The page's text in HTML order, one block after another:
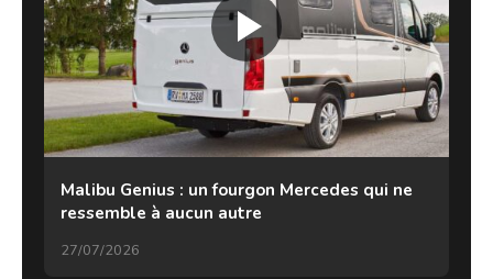
Malibu Genius : un fourgon Mercedes qui ne
ressemble à aucun autre
27/07/2026